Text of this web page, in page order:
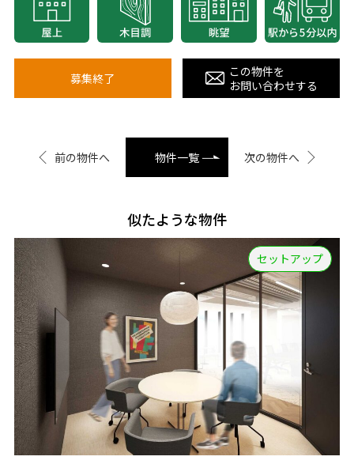
募集終了
この物件を
お問い合わせする
前の物件へ 物件一覧 次の物件へ
似たような物件
セットアップ